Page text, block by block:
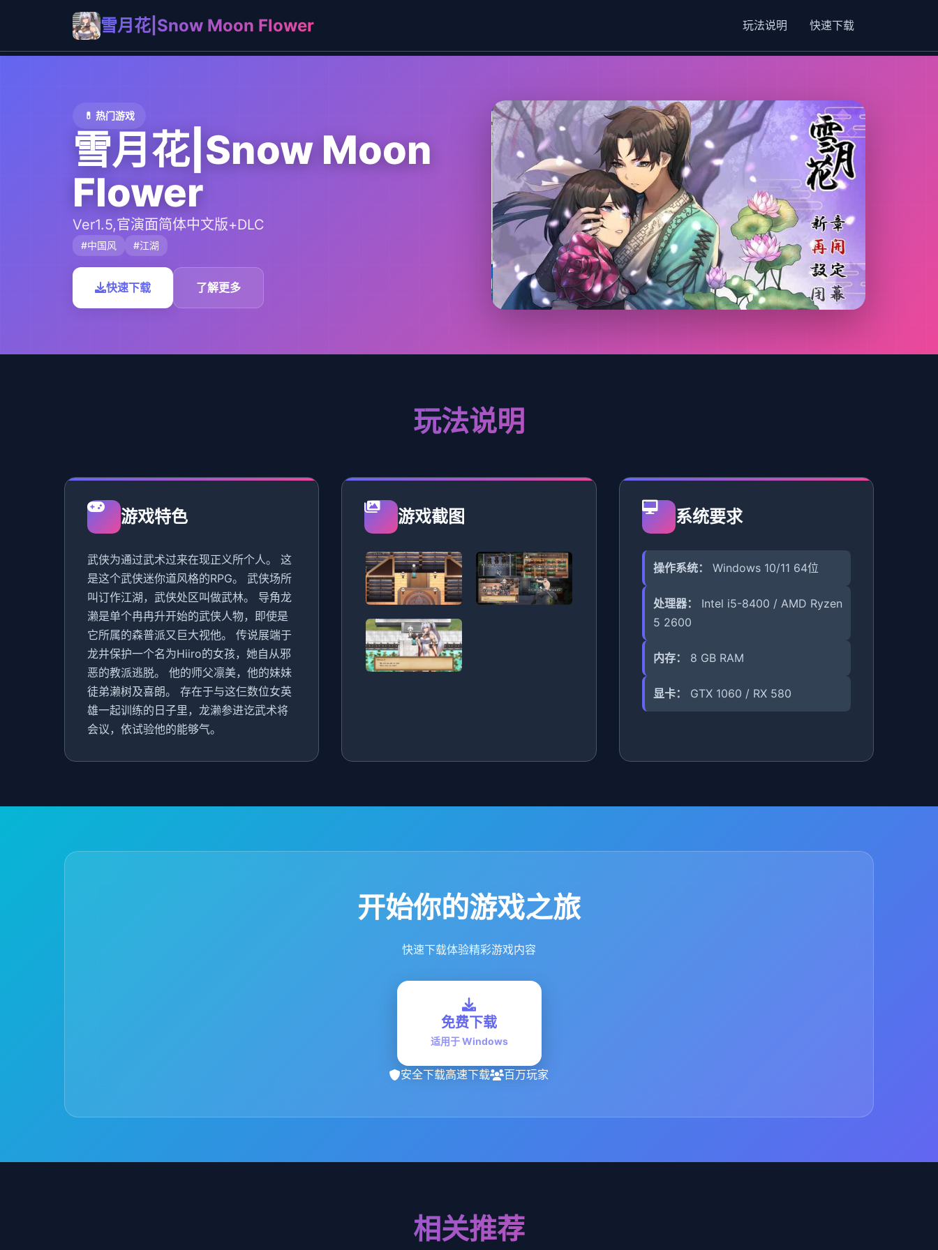
雪月花|Snow Moon Flower 玩法说明 快速下载
💊 热门游戏
雪月花|Snow Moon
Flower
Ver1.5,官演面简体中文版+DLC
#中国风 #江湖
快速下载 了解更多
玩法说明
游戏特色
武侠为通过武术过来在现正义所个人。 这
是这个武侠迷你道风格的RPG。 武侠场所
叫订作江湖，武侠处区叫做武林。 导角龙
濑是单个冉冉升开始的武侠人物，即使是
它所属的森普派又巨大视他。 传说展端于
龙井保护一个名为Hiiro的女孩，她自从邪
恶的教派逃脱。 他的师父凛美，他的妹妹
徒弟濑树及喜朗。 存在于与这仨数位女英
雄一起训练的日子里，龙濑参进讫武术将
会议，依试验他的能够气。
游戏截图 系统要求
操作系统： Windows 10/11 64位
处理器：
Intel i5-8400 / AMD Ryzen
5 2600
内存： 8 GB RAM
显卡： GTX 1060 / RX 580
开始你的游戏之旅
快速下载体验精彩游戏内容
免费下载
适用于 Windows
安全下载高速下载 百万玩家
相关推荐